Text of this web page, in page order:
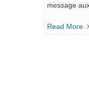
message
Read More